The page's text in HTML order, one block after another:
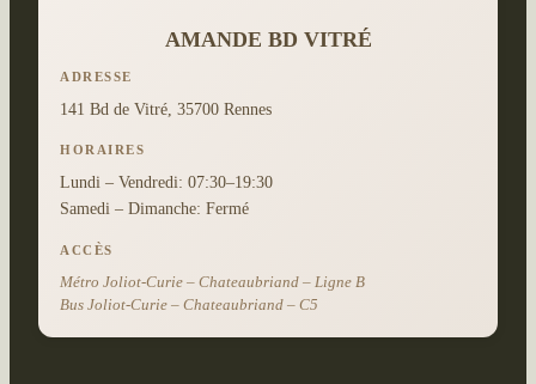
AMANDE BD VITRÉ
ADRESSE
141 Bd de Vitré, 35700 Rennes
HORAIRES
Lundi – Vendredi: 07:30–19:30
Samedi – Dimanche: Fermé
ACCÈS
Métro Joliot-Curie – Chateaubriand – Ligne B
Bus Joliot-Curie – Chateaubriand – C5